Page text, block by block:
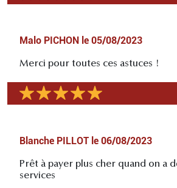
Malo PICHON le 05/08/2023
Merci pour toutes ces astuces !
Blanche PILLOT le 06/08/2023
Prêt à payer plus cher quand on a
services